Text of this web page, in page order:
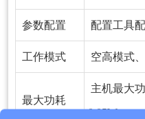
参数配置 配置工具
工作模式 空高模式
最大功耗
主机最大
0.05W